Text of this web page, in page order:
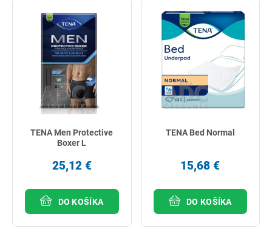
TENA Men Protective
Boxer L
25,12 €
DO KOŠÍKA
TENA Bed Normal
15,68 €
DO KOŠÍKA